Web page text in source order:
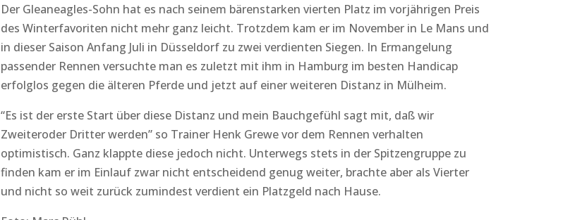
Der Gleaneagles-Sohn hat es nach seinem bärenstarken vierten Platz im vorjährigen Preis
des Winterfavoriten nicht mehr ganz leicht. Trotzdem kam er im November in Le Mans und
in dieser Saison Anfang Juli in Düsseldorf zu zwei verdienten Siegen. In Ermangelung
passender Rennen versuchte man es zuletzt mit ihm in Hamburg im besten Handicap
erfolglos gegen die älteren Pferde und jetzt auf einer weiteren Distanz in Mülheim.
“Es ist der erste Start über diese Distanz und mein Bauchgefühl sagt mit, daß wir
Zweiteroder Dritter werden” so Trainer Henk Grewe vor dem Rennen verhalten
optimistisch. Ganz klappte diese jedoch nicht. Unterwegs stets in der Spitzengruppe zu
finden kam er im Einlauf zwar nicht entscheidend genug weiter, brachte aber als Vierter
und nicht so weit zurück zumindest verdient ein Platzgeld nach Hause.